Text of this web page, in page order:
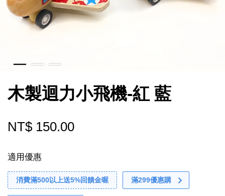
木製迴力小飛機-紅 藍
NT$ 150.00
適用優惠
消費滿500以上送5%回饋金喔 滿299優惠購